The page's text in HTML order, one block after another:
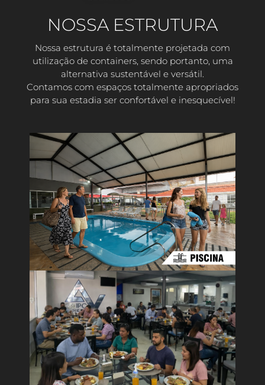
NOSSA ESTRUTURA
Nossa estrutura é totalmente projetada com
utilização de containers, sendo portanto, uma
alternativa sustentável e versátil.
Contamos com espaços totalmente apropriados
para sua estadia ser confortável e inesquecível!